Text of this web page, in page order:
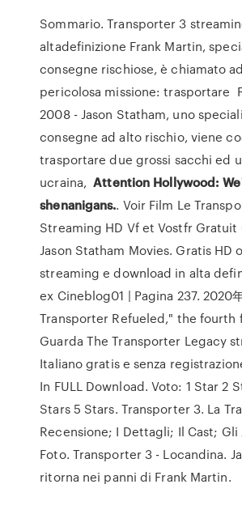
Sommario. Transporter 3
altadefinizione Frank Martin,
consegne rischiose, è chiamato
pericolosa missione: trasportare
2008 - Jason Statham, uno
consegne ad alto rischio, viene
trasportare due grossi sacchi ed
ucraina,Attention Hollywood:
shenanigans.. Voir Film Le
Streaming HD Vf et Vostfr Gratuit
Jason Statham Movies. Gratis HD
streaming e download in alta
ex Cineblog01 | Pagina 237. 2020
Transporter Refueled," the fourth
Guarda The Transporter Legacy
Italiano gratis e senza
In FULL Download. Voto: 1 Star 2
Stars 5 Stars. Transporter 3. La
Recensione; I Dettagli; Il Cast;
Foto. Transporter 3 - Locandina.
ritorna nei panni di Frank Martin.